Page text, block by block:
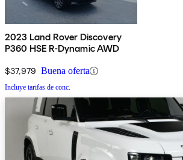
2023 Land Rover Discovery
P360 HSE R-Dynamic AWD
$37,979 Buena oferta
Incluye tarifas de conc.